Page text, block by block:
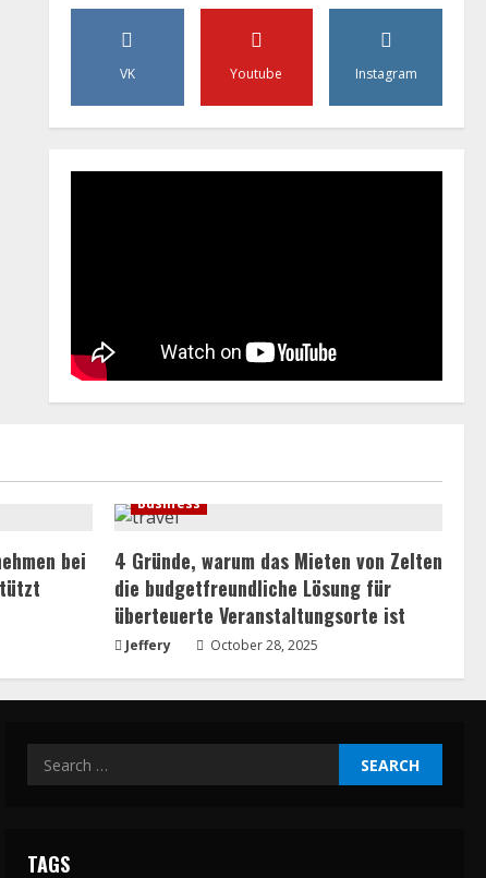
VK Youtube Instagram
bei
Business
4 Gründe, warum das Mieten von Zelten
die budgetfreundliche Lösung für
überteuerte Veranstaltungsorte ist
Jeffery October 28, 2025
Search
for:
TAGS